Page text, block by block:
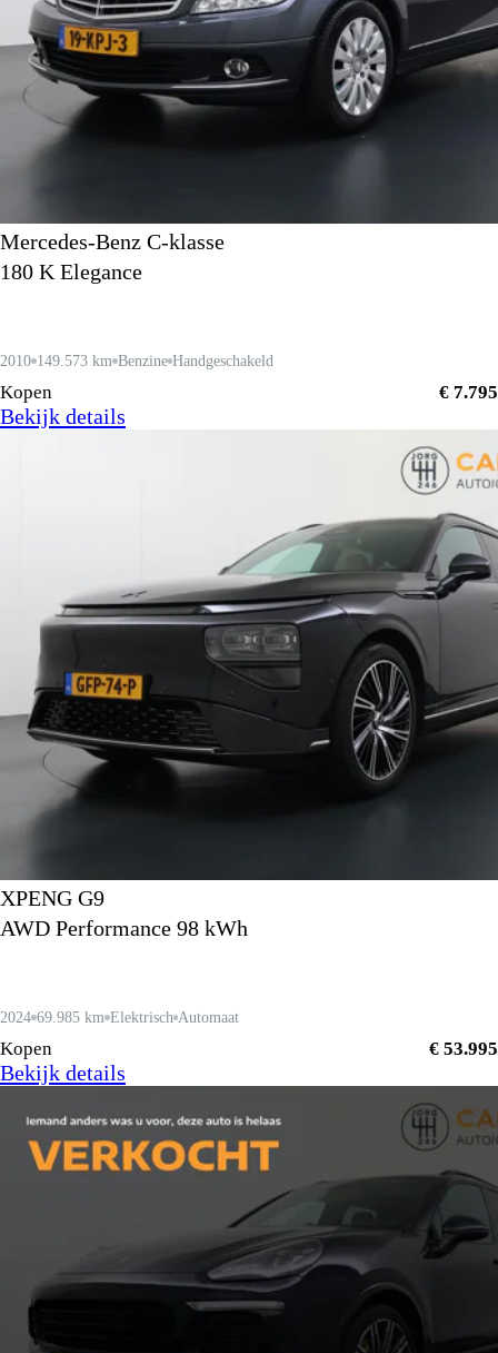
Mercedes-Benz C-klasse
180 K Elegance
2010 149.573 km Benzine Handgeschakeld
Kopen € 7.795
Bekijk details
XPENG G9
AWD Performance 98 kWh
2024 69.985 km Elektrisch Automaat
Kopen € 53.995
Bekijk details